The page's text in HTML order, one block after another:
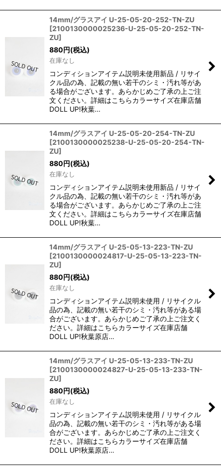
14mm/グラスアイ U-25-05-20-252-TN-ZU
[2100130000025236-U-25-05-20-252-TN-
ZU]
880円(税込)
在庫なし
コンディションアイテム説明未使用新品 / リサイ
クル品の為、記載の無い若干のシミ・汚れ等があ
る場合がございます。あらかじめご了承の上ご注
文ください。詳細はこちらカラーサイズ在庫店舗
DOLL UP!秋葉…
14mm/グラスアイ U-25-05-20-254-TN-ZU
[2100130000025238-U-25-05-20-254-TN-
ZU]
880円(税込)
在庫なし
コンディションアイテム説明未使用新品 / リサイ
クル品の為、記載の無い若干のシミ・汚れ等があ
る場合がございます。あらかじめご了承の上ご注
文ください。詳細はこちらカラーサイズ在庫店舗
DOLL UP!秋葉…
14mm/グラスアイ U-25-05-13-223-TN-ZU
[2100130000024817-U-25-05-13-223-TN-
ZU]
880円(税込)
在庫なし
コンディションアイテム説明未使用 / リサイクル
品の為、記載の無い若干のシミ・汚れ等がある場
合がございます。あらかじめご了承の上ご注文く
ださい。詳細はこちらカラーサイズ在庫店舗
DOLL UP!秋葉原店…
14mm/グラスアイ U-25-05-13-233-TN-ZU
[2100130000024827-U-25-05-13-233-TN-
ZU]
880円(税込)
在庫なし
コンディションアイテム説明未使用 / リサイクル
品の為、記載の無い若干のシミ・汚れ等がある場
合がございます。あらかじめご了承の上ご注文く
ださい。詳細はこちらカラーサイズ在庫店舗
DOLL UP!秋葉原店…